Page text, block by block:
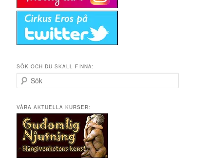
SÖK OCH DU SKALL FINNA:
ö
VÅRA AKTUELLA KURSER: